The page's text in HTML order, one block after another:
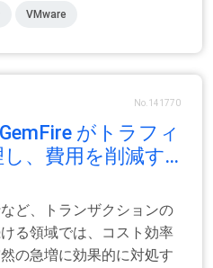
VMware
No.141770
がトラフィ
、費用を削減す...
ど、トランザクションの
る領域では、コスト効率
の急増に効果的に対処す